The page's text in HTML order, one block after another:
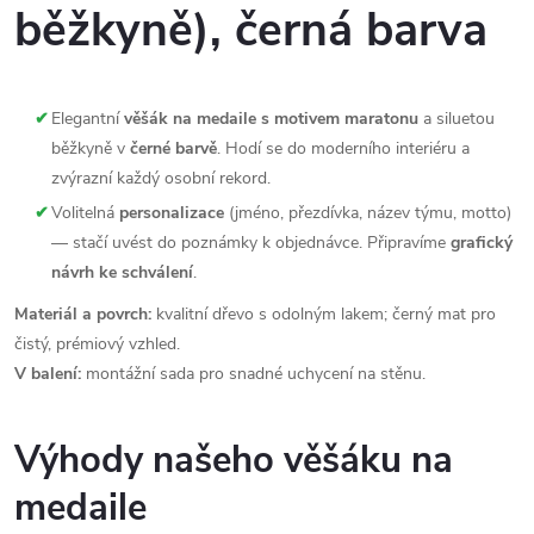
běžkyně), černá barva
✔ Elegantnívěšák na medaile s motivem maratonua siluetou
běžkyně v černé barvě. Hodí se do moderního interiéru a
zvýrazní každý osobní rekord.
✔Volitelná personalizace(jméno, přezdívka, název týmu, motto)
— stačí uvést do poznámky k objednávce. Připravíme grafický
návrh ke schválení.
Materiál a povrch: kvalitní dřevo s odolným lakem; černý mat pro
čistý, prémiový vzhled.
V balení: montážní sada pro snadné uchycení na stěnu.
Výhody našeho věšáku na
medaile